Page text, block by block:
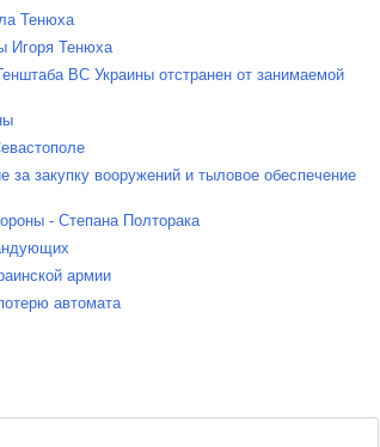
Тенюха
Игоря Тенюха
ВС Украины отстранен от занимаемой
закупку вооружений и тыловое обеспечение
- Степана Полторака
армии
автомата